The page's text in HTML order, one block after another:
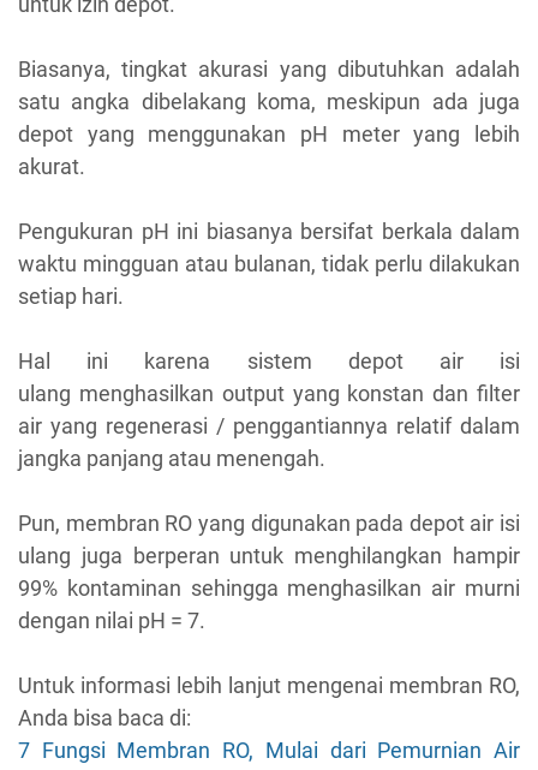
Biasanya, tingkat akurasi yang dibutuhkan adalah
satu angka dibelakang koma, meskipun ada juga
depot yang menggunakan pH meter yang lebih
akurat.
Pengukuran pH ini biasanya bersifat berkala dalam
waktu mingguan atau bulanan, tidak perlu dilakukan
setiap hari.
Hal ini karena sistem depot air isi
ulang menghasilkan output yang konstan dan filter
air yang regenerasi / penggantiannya relatif dalam
jangka panjang atau menengah.
Pun, membran RO yang digunakan pada depot air isi
ulang juga berperan untuk menghilangkan hampir
99% kontaminan sehingga menghasilkan air murni
dengan nilai pH = 7.
Untuk informasi lebih lanjut mengenai membran RO,
Anda bisa baca di:
7 Fungsi Membran RO, Mulai dari Pemurnian Air